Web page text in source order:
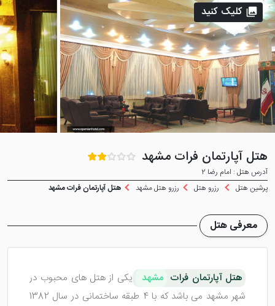
هتل آپارتمان فرات مشهد
آدرس هتل : امام رضا 2
پرشین هتل
رزرو هتل رزرو هتل مشهد هتل آپارتمان فرات مشهد
کلیک کنید
معرفی هتل
هتل آپارتمان فرات مشهد
یکی از هتل های محبوب در
شهر مشهد می باشد که با 4 طبقه ساختمانی در سال 1382